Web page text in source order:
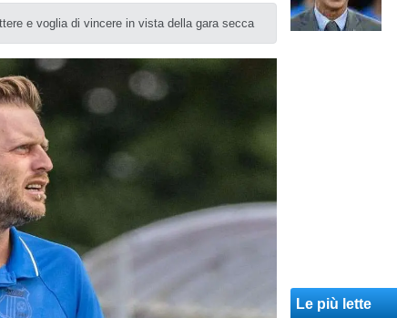
e voglia di vincere in vista della gara secca
Le più lette